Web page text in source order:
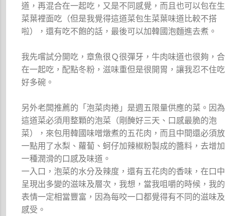
道，再混合在一起吃，又是不同感覺，而且也可以包在生
菜葉裡面吃（但是我覺得這道菜包生菜葉味道比較不搭
啦），還有吃不飽的話，最後可以加韓國泡麵進去煮。
我先嚐試分開吃，章魚很Ｑ很彈牙，牛肉味道也很夠，合
在一起吃，配點冬粉，滋味重但是很開胃，讓我忍不住吃
好多碗。
另外老闆推薦的「泡菜肉捲」是週五限量供應的菜。因為
這道菜必須用整顆的泡菜（剛醃好三天、口感最脆的泡
菜），來包用韓國味噌燉煮的五花肉，而且中間還必須放
一點用了水梨、蘿蔔、蚵仔加辣椒粉製成的醬料，去增加
一種潤滑的口感及味道。
一入口，泡菜的水分及辣度，還有五花肉的香味，在口中
呈現出多變的滋味及層次，我想，當我咀嚼的時候，我的
表情一定相當豐富，因為每咬一口都覺得有不同的滋味及
感受。